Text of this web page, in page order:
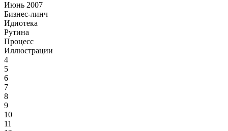
Июнь 2007
Бизнес-линч
Идиотека
Рутина
Процесс
Иллюстрации
4
5
6
7
8
9
10
11